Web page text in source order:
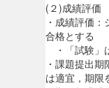
(２)成績評価
・成績評価
合格とする
・「試験」
・課題提出
は適宜，期限